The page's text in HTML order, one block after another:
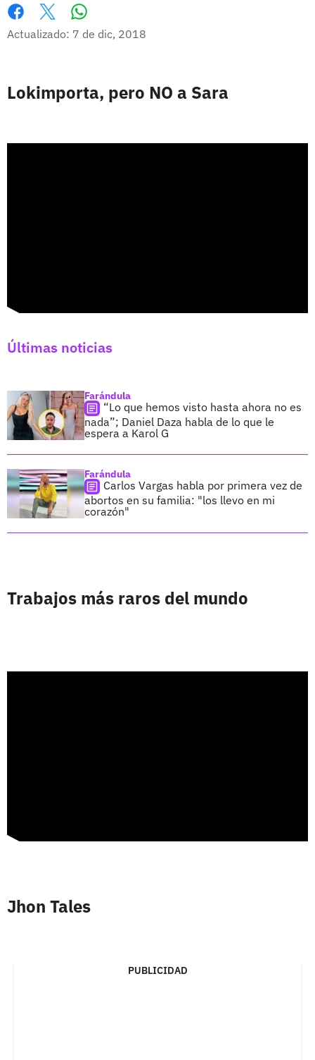
Facebook
X
Actualizado: 7 de dic, 2018
Lokimporta, pero NO a Sara
Últimas noticias
Farándula
“Lo que hemos visto hasta ahora no es
nada”; Daniel Daza habla de lo que le
espera a Karol G
Farándula
Carlos Vargas habla por primera vez de
abortos en su familia: "los llevo en mi
corazón"
Trabajos más raros del mundo
Jhon Tales
PUBLICIDAD